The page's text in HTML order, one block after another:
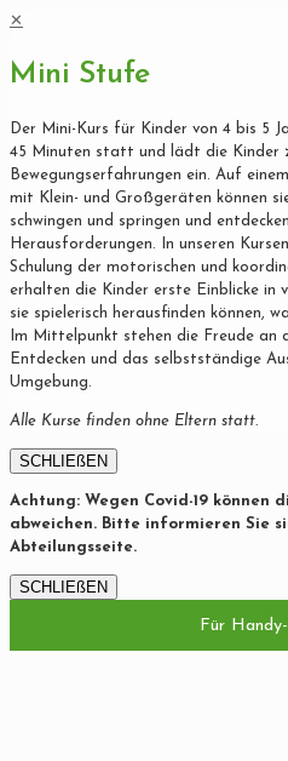
✕
Mini Stufe
Der Mini-Kurs für Kinder von 4 bis 5
45 Minuten statt und lädt die Kinder
Bewegungserfahrungen ein. Auf
mit Klein- und Großgeräten können
schwingen und springen und
Herausforderungen. In unseren
Schulung der motorischen und
erhalten die Kinder erste Einblicke in
sie spielerisch herausfinden können,
Im Mittelpunkt stehen die Freude an
Entdecken und das selbstständige
Umgebung.
Alle Kurse finden ohne Eltern statt.
SCHLIEßEN
Achtung: Wegen Covid-19
abweichen. Bitte informieren Sie
Abteilungsseite.
SCHLIEßEN
Für